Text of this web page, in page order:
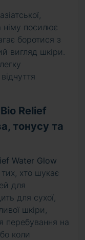
німу посилює
боротися з
вигляд шкіри.
Relief
тонусу та
Water Glow
хто шукає
для
для сухої,
шкіри,
перебування на
коли